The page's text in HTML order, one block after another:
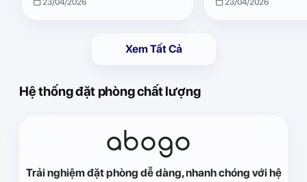
Effective Operations
23/04/2026
quả, minh bạch
23/04/2026
Xem Tất Cả
Hệ thống đặt phòng chất lượng
abogo
Trải nghiệm đặt phòng dễ dàng, nhanh chóng với hệ